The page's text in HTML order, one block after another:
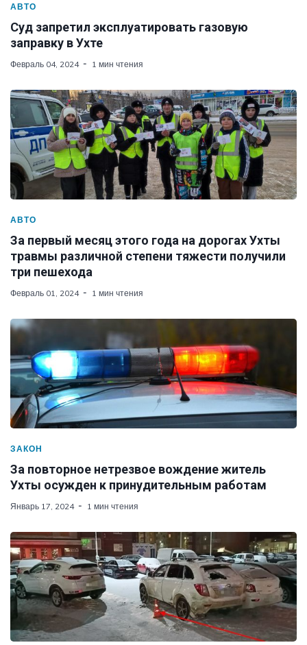
АВТО
Суд запретил эксплуатировать газовую
заправку в Ухте
Февраль 04, 2024 1 мин чтения
АВТО
За первый месяц этого года на дорогах Ухты
травмы различной степени тяжести получили
три пешехода
Февраль 01, 2024 1 мин чтения
ЗАКОН
За повторное нетрезвое вождение житель
Ухты осужден к принудительным работам
Январь 17, 2024 1 мин чтения